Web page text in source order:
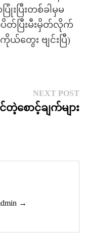
းပြီးတစ်ခါမှမ
တ်ပြီးမီးမှိတ်လိုက်
ေး ဗျင်းပြီ)
NEXT POST
တဲ့စောင့်ချက်များ
→